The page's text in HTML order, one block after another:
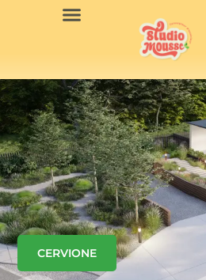
CERVIONE